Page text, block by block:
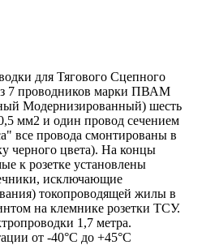
для Тягового Сцепного
7 проводников марки ПВАМ
Модернизированный) шесть
мм2 и один провод сечением
все провода смонтированы в
черного цвета). На концы
к розетке установлены
исключающие
токопроводящей жилы в
на клемнике розетки ТСУ.
1,7 метра.
от -40°C до +45°C